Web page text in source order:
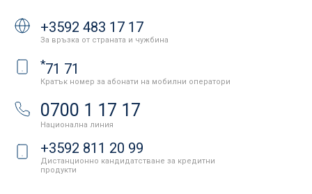
+3592 483 17 17
За връзка от страната и чужбина
*71 71
Кратък номер за абонати на мобилни оператори
0700 1 17 17
Национална линия
+3592 811 20 99
Дистанционно кандидатстване за кредитни
продукти